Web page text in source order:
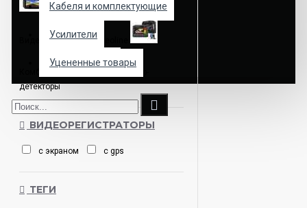
Кабеля и комплектующие
Усилители
Уцененные товары
Электроника
Видеорегистраторы Neoline
детекторы
ВИДЕОРЕГИСТРАТОРЫ
с экраном с gps
ТЕГИ